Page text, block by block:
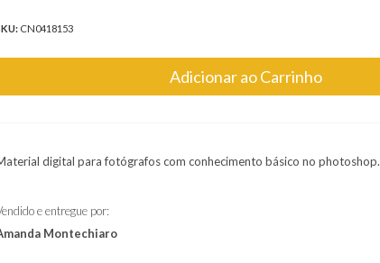
CN0418153
Adicionar ao Carrinho
digital para fotógrafos com conhecimento básico no photoshop.
e entregue por:
Montechiaro